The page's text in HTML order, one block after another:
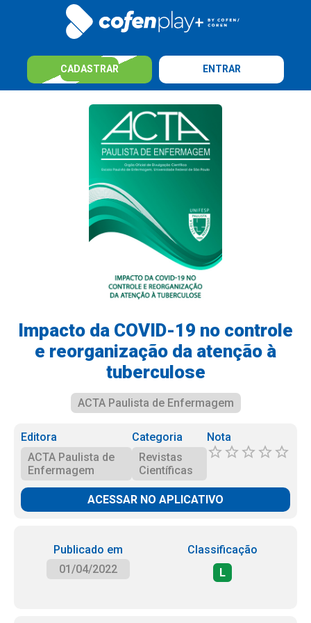
CADASTRAR ENTRAR
Impacto da COVID-19 no controle
e reorganização da atenção à
tuberculose
ACTA Paulista de Enfermagem
Editora
ACTA Paulista de
Enfermagem
Categoria
Revistas
Científicas
Nota
ACESSAR NO APLICATIVO
Publicado em
01/04/2022
Classificação
L